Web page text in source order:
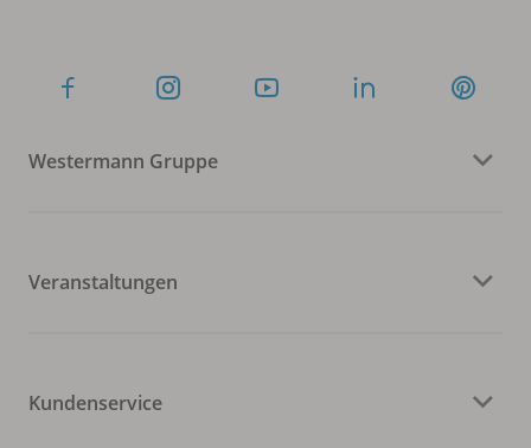
Westermann Gruppe
Veranstaltungen
Kundenservice